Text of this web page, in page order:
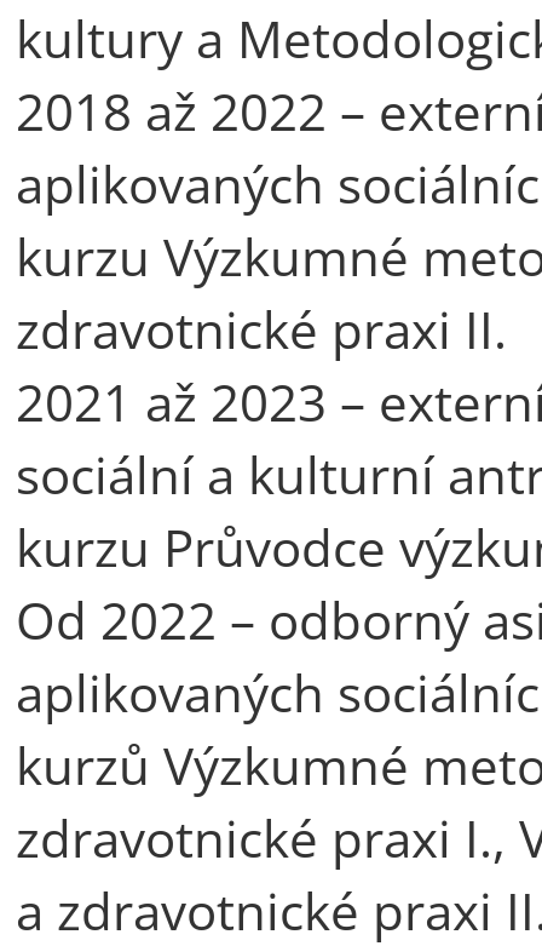
kultury a
2018 až 2022 –
aplikovaných
kurzu Výzkumné
zdravotnické praxi II.
2021 až 2023 –
sociální a kulturní
kurzu Průvodce
Od 2022 – odborný
aplikovaných
kurzů Výzkumné
zdravotnické praxi I.,
a zdravotnické praxi